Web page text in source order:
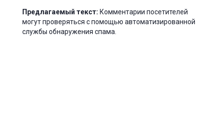
Предлагаемый текст: Комментарии посетителей
могут проверяться с помощью автоматизированной
службы обнаружения спама.